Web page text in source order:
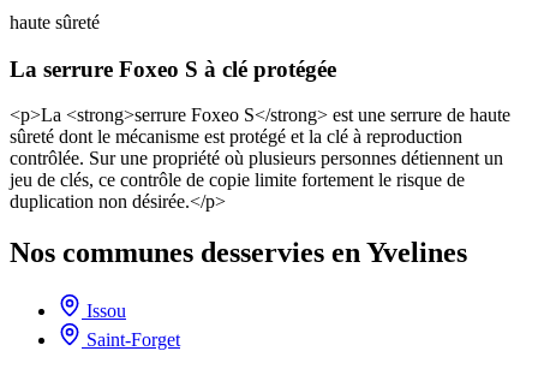
haute sûreté
La serrure Foxeo S à clé protégée
<p>La <strong>serrure Foxeo S</strong> est une serrure de haute
sûreté dont le mécanisme est protégé et la clé à reproduction
contrôlée. Sur une propriété où plusieurs personnes détiennent un
jeu de clés, ce contrôle de copie limite fortement le risque de
duplication non désirée.</p>
Nos communes desservies en Yvelines
Issou
Saint-Forget